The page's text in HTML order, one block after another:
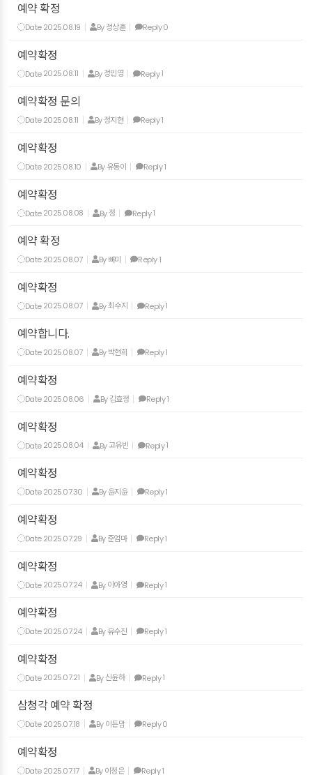
예약 확정
Date 2025.08.19 By정상훈 Reply0
예약확정
Date 2025.08.11 By정민영 Reply1
예약확정 문의
Date 2025.08.11 By정지현 Reply1
예약확정
Date 2025.08.10 By유동이 Reply1
예약확정
Date 2025.08.08 By정 Reply1
예약 확정
Date 2025.08.07 By뻐미 Reply1
예약확정
Date 2025.08.07 By최수지 Reply1
예약합니다.
Date 2025.08.07 By박현희 Reply1
예약확정
Date 2025.08.06 By김효정 Reply1
예약확정
Date 2025.08.04 By고유빈 Reply1
예약확정
Date 2025.07.30 By윤지윤 Reply1
예약확정
Date 2025.07.29 By준엄마 Reply1
예약확정
Date 2025.07.24 By이아영 Reply1
예약확정
Date 2025.07.24 By유수진 Reply1
예약확정
Date 2025.07.21 By신윤하 Reply1
삼청각 예약 확정
Date 2025.07.18 By이든맘 Reply0
예약확정
Date 2025.07.17 By이정은 Reply1